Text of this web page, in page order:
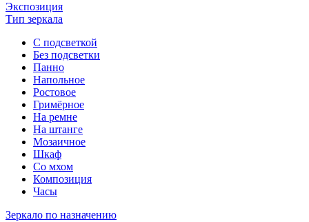
Экспозиция
Тип зеркала
С подсветкой
Без подсветки
Панно
Напольное
Ростовое
Гримёрное
На ремне
На штанге
Мозаичное
Шкаф
Со мхом
Композиция
Часы
Зеркало по назначению